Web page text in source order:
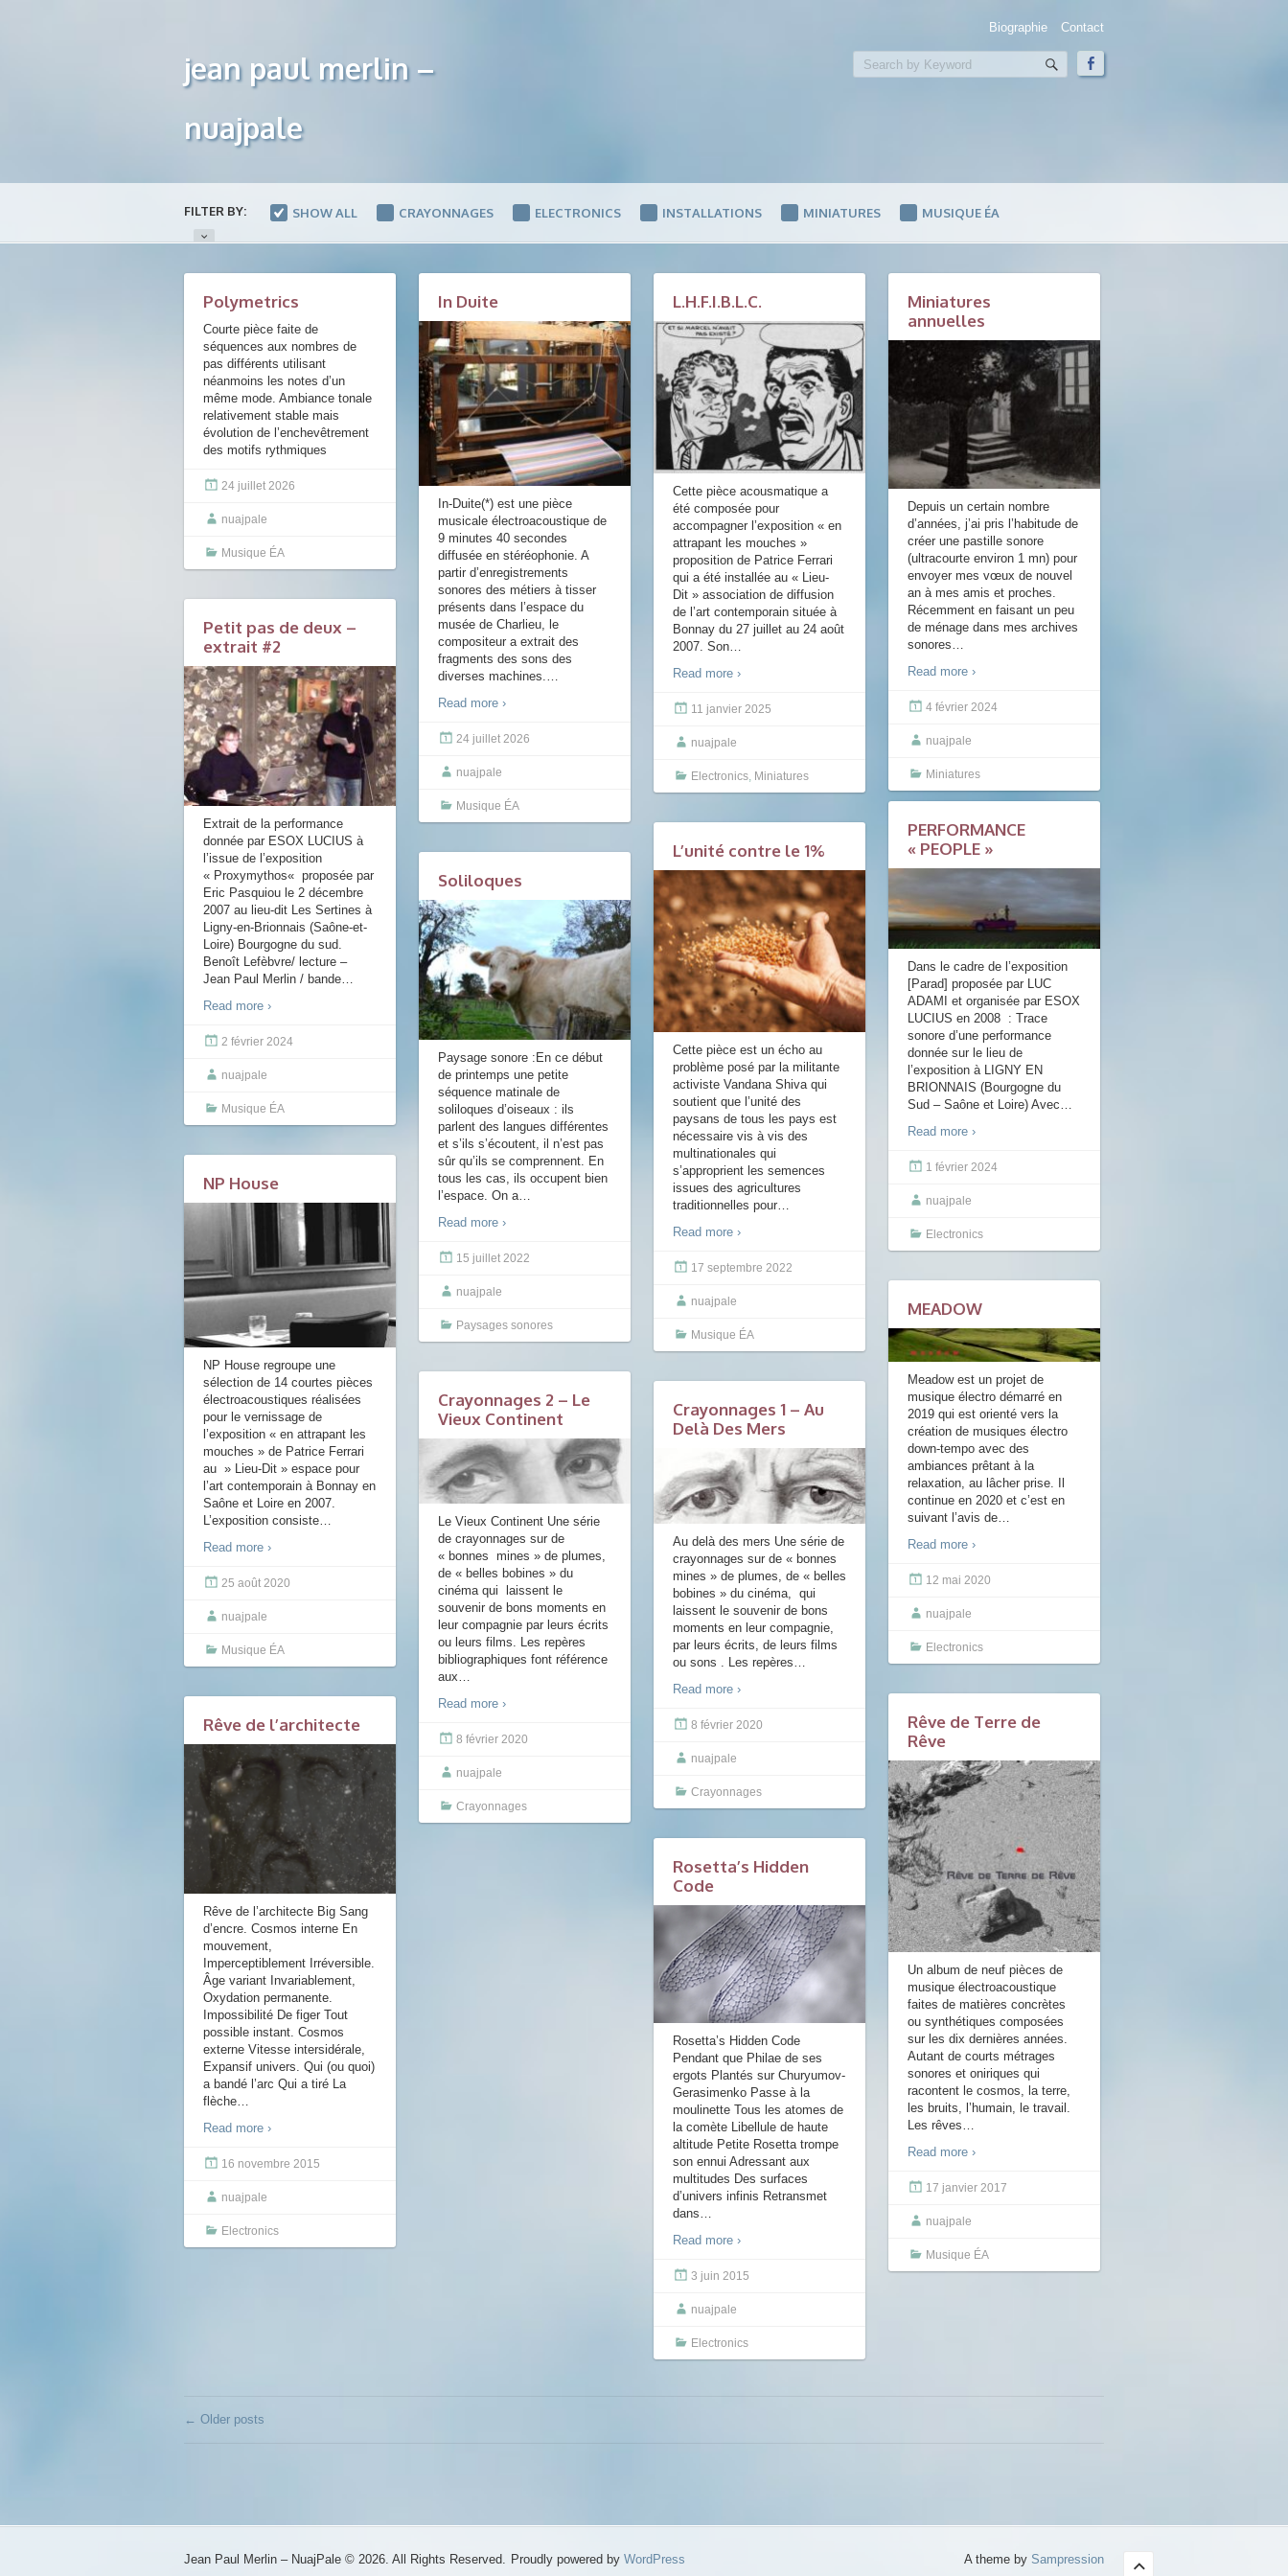
jean paul merlin –
nuajpale
Biographie Contact
FILTER BY: SHOW ALL CRAYONNAGES ELECTRONICS INSTALLATIONS MINIATURES MUSIQUE ÉA
PAYSAGES SONORES
Polymetrics
Courte pièce faite de
séquences aux nombres de
pas différents utilisant
néanmoins les notes d’un
même mode. Ambiance tonale
relativement stable mais
évolution de l’enchevêtrement
des motifs rythmiques
24 juillet 2026
nuajpale
Musique ÉA
In Duite
In-Duite(*) est une pièce
musicale électroacoustique de
9 minutes 40 secondes
diffusée en stéréophonie. A
partir d’enregistrements
sonores des métiers à tisser
présents dans l’espace du
musée de Charlieu, le
compositeur a extrait des
fragments des sons des
diverses machines.…
Read more ›
24 juillet 2026
nuajpale
Musique ÉA
L.H.F.I.B.L.C.
Cette pièce acousmatique a
été composée pour
accompagner l’exposition « en
attrapant les mouches »
proposition de Patrice Ferrari
qui a été installée au « Lieu-
Dit » association de diffusion
de l’art contemporain située à
Bonnay du 27 juillet au 24 août
2007. Son…
Read more ›
11 janvier 2025
nuajpale
Electronics, Miniatures
Miniatures
annuelles
Depuis un certain nombre
d’années, j’ai pris l’habitude de
créer une pastille sonore
(ultracourte environ 1 mn) pour
envoyer mes vœux de nouvel
an à mes amis et proches.
Récemment en faisant un peu
de ménage dans mes archives
sonores…
Read more ›
4 février 2024
nuajpale
Miniatures
Petit pas de deux –
extrait #2
Extrait de la performance
donnée par ESOX LUCIUS à
l’issue de l’exposition
« Proxymythos« proposée par
Eric Pasquiou le 2 décembre
2007 au lieu-dit Les Sertines à
Ligny-en-Brionnais (Saône-et-
Loire) Bourgogne du sud.
Benoît Lefèbvre/ lecture –
Jean Paul Merlin / bande…
Read more ›
2 février 2024
nuajpale
Musique ÉA
PERFORMANCE
« PEOPLE »
Dans le cadre de l’exposition
[Parad] proposée par LUC
ADAMI et organisée par ESOX
LUCIUS en 2008 : Trace
sonore d’une performance
donnée sur le lieu de
l’exposition à LIGNY EN
BRIONNAIS (Bourgogne du
Sud – Saône et Loire) Avec…
Read more ›
1 février 2024
nuajpale
Electronics
L’unité contre le 1%
Cette pièce est un écho au
problème posé par la militante
activiste Vandana Shiva qui
soutient que l’unité des
paysans de tous les pays est
nécessaire vis à vis des
multinationales qui
s’approprient les semences
issues des agricultures
traditionnelles pour…
Read more ›
17 septembre 2022
nuajpale
Musique ÉA
Soliloques
Paysage sonore :En ce début
de printemps une petite
séquence matinale de
soliloques d’oiseaux : ils
parlent des langues différentes
et s’ils s’écoutent, il n’est pas
sûr qu’ils se comprennent. En
tous les cas, ils occupent bien
l’espace. On a…
Read more ›
15 juillet 2022
nuajpale
Paysages sonores
NP House
NP House regroupe une
sélection de 14 courtes pièces
électroacoustiques réalisées
pour le vernissage de
l’exposition « en attrapant les
mouches » de Patrice Ferrari
au » Lieu-Dit » espace pour
l’art contemporain à Bonnay en
Saône et Loire en 2007.
L’exposition consiste…
Read more ›
25 août 2020
nuajpale
Musique ÉA
MEADOW
Meadow est un projet de
musique électro démarré en
2019 qui est orienté vers la
création de musiques électro
down-tempo avec des
ambiances prêtant à la
relaxation, au lâcher prise. Il
continue en 2020 et c’est en
suivant l’avis de…
Read more ›
12 mai 2020
nuajpale
Electronics
Crayonnages 2 – Le
Vieux Continent
Le Vieux Continent Une série
de crayonnages sur de
« bonnes mines » de plumes,
de « belles bobines » du
cinéma qui laissent le
souvenir de bons moments en
leur compagnie par leurs écrits
ou leurs films. Les repères
bibliographiques font référence
aux…
Read more ›
8 février 2020
nuajpale
Crayonnages
Crayonnages 1 – Au
Delà Des Mers
Au delà des mers Une série de
crayonnages sur de « bonnes
mines » de plumes, de « belles
bobines » du cinéma, qui
laissent le souvenir de bons
moments en leur compagnie,
par leurs écrits, de leurs films
ou sons . Les repères…
Read more ›
8 février 2020
nuajpale
Crayonnages
Rêve de Terre de
Rêve
Un album de neuf pièces de
musique électroacoustique
faites de matières concrètes
ou synthétiques composées
sur les dix dernières années.
Autant de courts métrages
sonores et oniriques qui
racontent le cosmos, la terre,
les bruits, l’humain, le travail.
Les rêves…
Read more ›
17 janvier 2017
nuajpale
Musique ÉA
Rêve de l’architecte
Rêve de l’architecte Big Sang
d’encre. Cosmos interne En
mouvement,
Imperceptiblement Irréversible.
Âge variant Invariablement,
Oxydation permanente.
Impossibilité De figer Tout
possible instant. Cosmos
externe Vitesse intersidérale,
Expansif univers. Qui (ou quoi)
a bandé l’arc Qui a tiré La
flèche…
Read more ›
16 novembre 2015
nuajpale
Electronics
Rosetta’s Hidden
Code
Rosetta’s Hidden Code
Pendant que Philae de ses
ergots Plantés sur Churyumov-
Gerasimenko Passe à la
moulinette Tous les atomes de
la comète Libellule de haute
altitude Petite Rosetta trompe
son ennui Adressant aux
multitudes Des surfaces
d’univers infinis Retransmet
dans…
Read more ›
3 juin 2015
nuajpale
Electronics
← Older posts
Jean Paul Merlin – NuajPale © 2026. All Rights Reserved. Proudly powered by WordPress A theme by Sampression